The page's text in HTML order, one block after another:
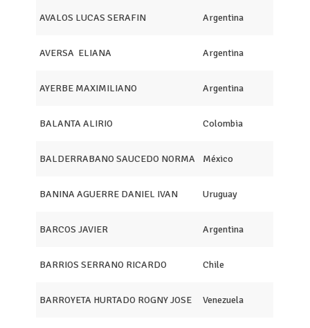
AVALOS LUCAS SERAFIN Argentina
AVERSA ELIANA Argentina
AYERBE MAXIMILIANO Argentina
BALANTA ALIRIO Colombia
BALDERRABANO SAUCEDO NORMA México
BANINA AGUERRE DANIEL IVAN Uruguay
BARCOS JAVIER Argentina
BARRIOS SERRANO RICARDO Chile
BARROYETA HURTADO ROGNY JOSE Venezuela